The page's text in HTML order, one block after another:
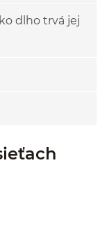
dlho trvá jej